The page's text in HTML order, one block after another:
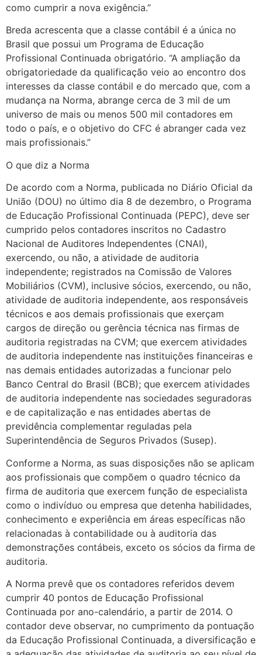
como cumprir a nova exigência.”
Breda acrescenta que a classe contábil é a única no
Brasil que possui um Programa de Educação
Profissional Continuada obrigatório. “A ampliação da
obrigatoriedade da qualificação veio ao encontro dos
interesses da classe contábil e do mercado que, com a
mudança na Norma, abrange cerca de 3 mil de um
universo de mais ou menos 500 mil contadores em
todo o país, e o objetivo do CFC é abranger cada vez
mais profissionais.”
O que diz a Norma
De acordo com a Norma, publicada no Diário Oficial da
União (DOU) no último dia 8 de dezembro, o Programa
de Educação Profissional Continuada (PEPC), deve ser
cumprido pelos contadores inscritos no Cadastro
Nacional de Auditores Independentes (CNAI),
exercendo, ou não, a atividade de auditoria
independente; registrados na Comissão de Valores
Mobiliários (CVM), inclusive sócios, exercendo, ou não,
atividade de auditoria independente, aos responsáveis
técnicos e aos demais profissionais que exerçam
cargos de direção ou gerência técnica nas firmas de
auditoria registradas na CVM; que exercem atividades
de auditoria independente nas instituições financeiras e
nas demais entidades autorizadas a funcionar pelo
Banco Central do Brasil (BCB); que exercem atividades
de auditoria independente nas sociedades seguradoras
e de capitalização e nas entidades abertas de
previdência complementar reguladas pela
Superintendência de Seguros Privados (Susep).
Conforme a Norma, as suas disposições não se aplicam
aos profissionais que compõem o quadro técnico da
firma de auditoria que exercem função de especialista
como o indivíduo ou empresa que detenha habilidades,
conhecimento e experiência em áreas específicas não
relacionadas à contabilidade ou à auditoria das
demonstrações contábeis, exceto os sócios da firma de
auditoria.
A Norma prevê que os contadores referidos devem
cumprir 40 pontos de Educação Profissional
Continuada por ano-calendário, a partir de 2014. O
contador deve observar, no cumprimento da pontuação
da Educação Profissional Continuada, a diversificação e